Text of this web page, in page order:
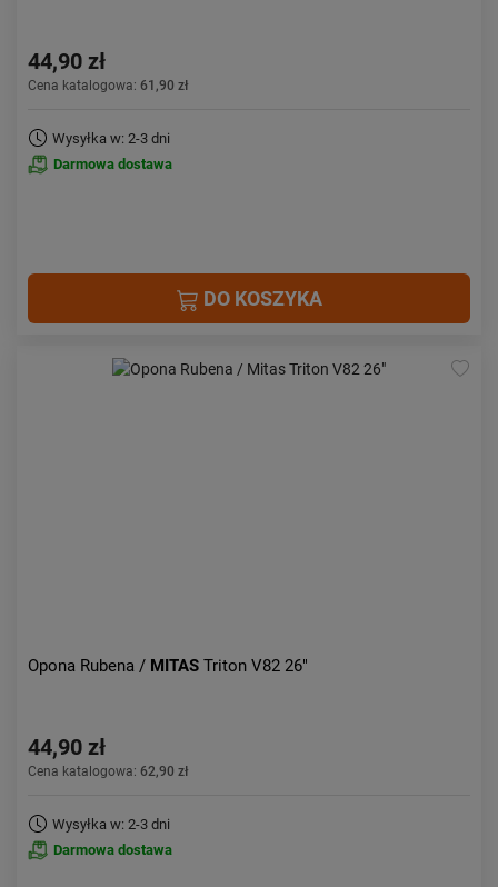
44,90 zł
Cena katalogowa: 61,90 zł
Wysyłka w: 2-3 dni
Darmowa dostawa
DO KOSZYKA
Opona Rubena / MITAS Triton V82 26"
44,90 zł
Cena katalogowa: 62,90 zł
Wysyłka w: 2-3 dni
Darmowa dostawa